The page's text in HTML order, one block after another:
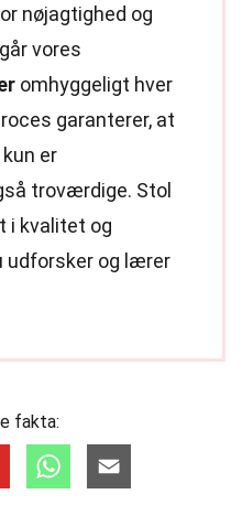
nøjagtighed og
vores
omhyggeligt hver
garanterer, at
er
troværdige. Stol
i kvalitet og
udforsker og lærer
fakta: